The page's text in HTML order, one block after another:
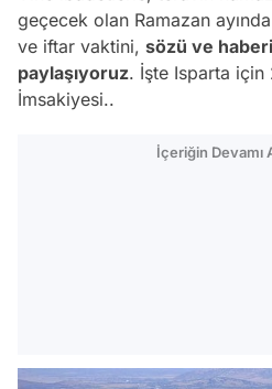
geçecek olan Ramazan
ve iftar vaktini, sözü ve
paylaşıyoruz. İşte Isparta için
İmsakiyesi..
İçeriğin Devamı